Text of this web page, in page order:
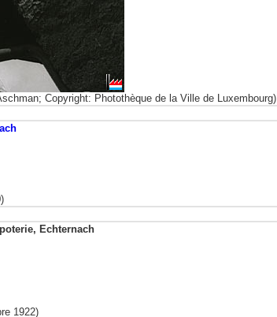
Copyright: Photothèque de la Ville de Luxembourg)
Echternach
1922)